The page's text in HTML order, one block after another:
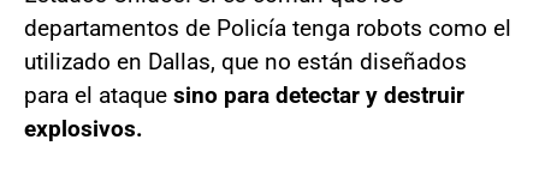
departamentos de Policía tenga robots como el
utilizado en Dallas, que no están diseñados
para el ataque sino para detectar y destruir
explosivos.